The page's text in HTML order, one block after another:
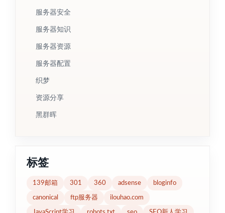
服务器安全
服务器知识
服务器资源
服务器配置
织梦
资源分享
黑群晖
标签
139邮箱 301 360 adsense bloginfo
canonical ftp服务器 ilouhao.com